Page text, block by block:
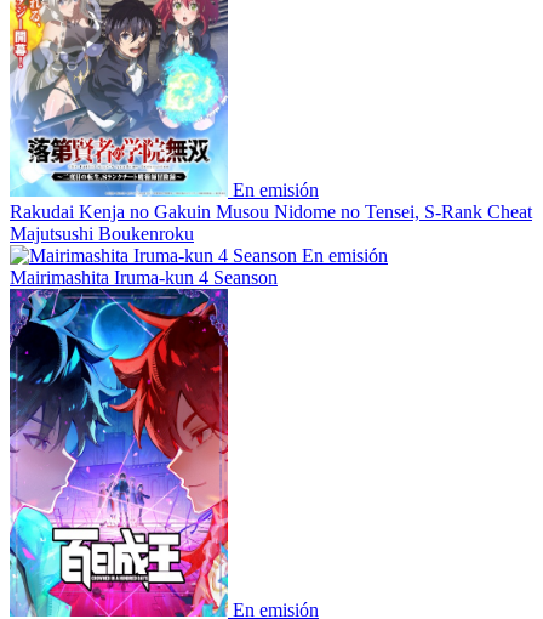
En emisión
Rakudai Kenja no Gakuin Musou Nidome no Tensei, S-Rank Cheat
Majutsushi Boukenroku
En emisión
Mairimashita Iruma-kun 4 Seanson
En emisión